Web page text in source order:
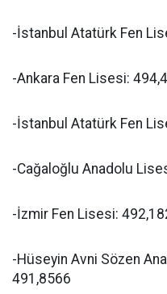
-İstanbul Atatürk Fen
-Ankara Fen Lisesi:
-İstanbul Atatürk Fen
-Cağaloğlu Anadolu
-İzmir Fen Lisesi:
-Hüseyin Avni Sözen
491,8566